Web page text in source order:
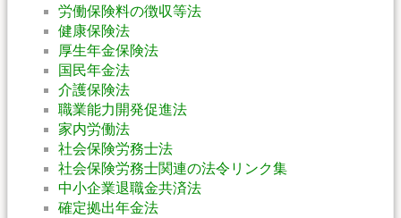
労働保険料の徴収等法
健康保険法
厚生年金保険法
国民年金法
介護保険法
職業能力開発促進法
家内労働法
社会保険労務士法
社会保険労務士関連の法令リンク集
中小企業退職金共済法
確定拠出年金法